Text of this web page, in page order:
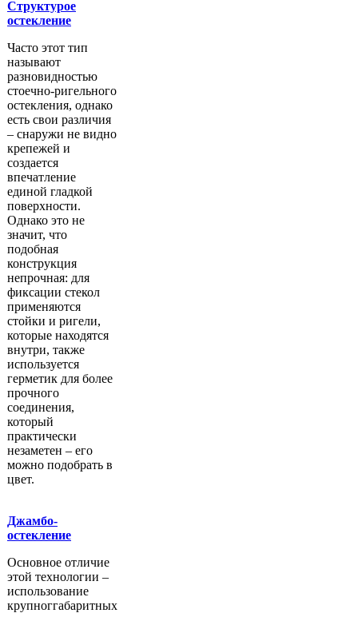
Структурое
остекление
Часто этот тип
называют
разновидностью
стоечно-ригельного
остекления, однако
есть свои различия
– снаружи не видно
крепежей и
создается
впечатление
единой гладкой
поверхности.
Однако это не
значит, что
подобная
конструкция
непрочная: для
фиксации стекол
применяются
стойки и ригели,
которые находятся
внутри, также
используется
герметик для более
прочного
соединения,
который
практически
незаметен – его
можно подобрать в
цвет.
Джамбо-
остекление
Основное отличие
этой технологии –
использование
крупноггабаритных